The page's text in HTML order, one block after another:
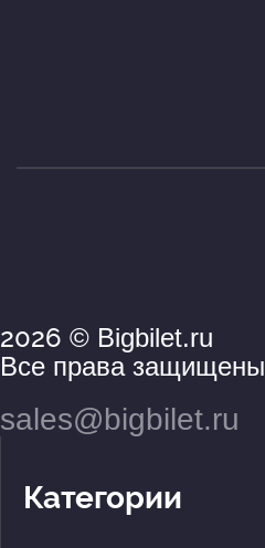
2026 © Bigbilet.ru
Все права защищены
sales@bigbilet.ru
Категории